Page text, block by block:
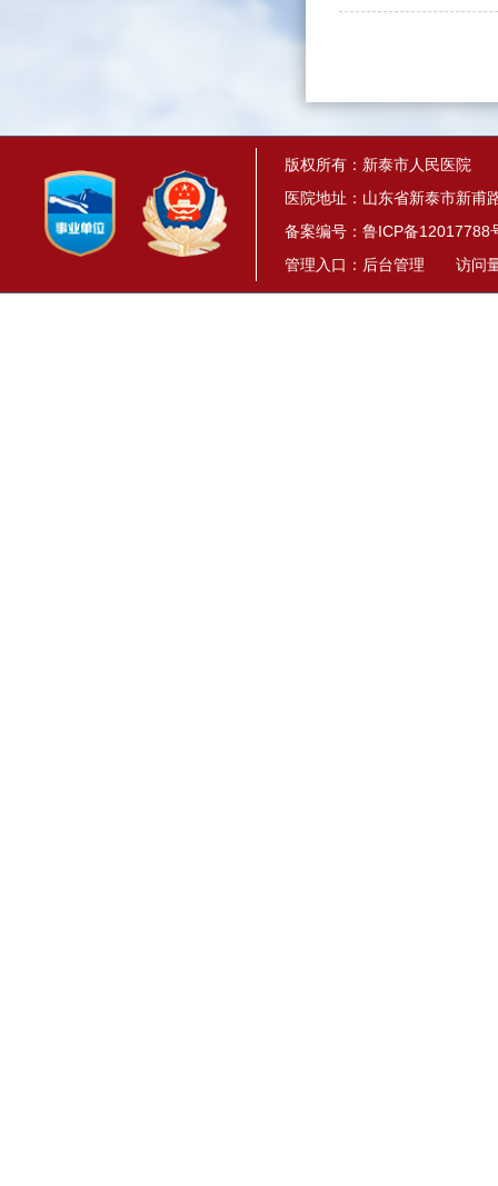
版权所有：新泰市人民医院
医院地址：山东省新泰市新甫
备案编号： 鲁ICP备12017788
管理入口： 后台管理 访问量